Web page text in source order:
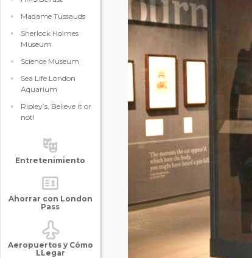
Madame Tussauds
Sherlock Holmes
Museum
Science Museum
Sea Life London
Aquarium
Ripley’s, Believe it or
not!
Entretenimiento
Ahorrar con London
Pass
Aeropuertos y Cómo
LLegar